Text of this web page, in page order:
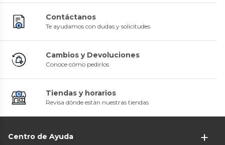
Contáctanos
Te ayudamos con dudas y solicitudes
Cambios y Devoluciones
Conoce cómo pedirlos
Tiendas y horarios
Revisa dónde están nuestras tiendas
Centro de Ayuda